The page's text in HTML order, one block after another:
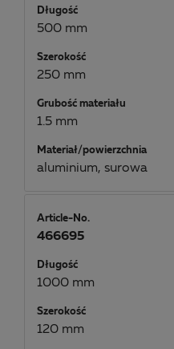
Długość
500 mm
Szerokość
250 mm
Grubość materiału
1.5 mm
Materiał/powierzchnia
aluminium, surowa
Article-No.
466695
Długość
1000 mm
Szerokość
120 mm